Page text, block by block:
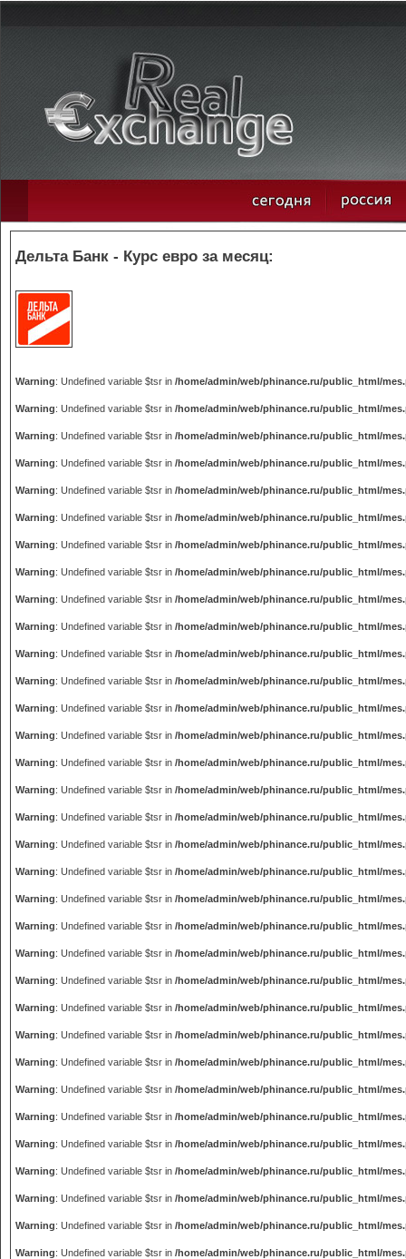
Дельта Банк - Курс евро за месяц:
Warning: Undefined variable $tsr in /home/admin/web/phinance.ru/public_html/
Warning: Undefined variable $tsr in /home/admin/web/phinance.ru/public_html/
Warning: Undefined variable $tsr in /home/admin/web/phinance.ru/public_html/
Warning: Undefined variable $tsr in /home/admin/web/phinance.ru/public_html/
Warning: Undefined variable $tsr in /home/admin/web/phinance.ru/public_html/
Warning: Undefined variable $tsr in /home/admin/web/phinance.ru/public_html/
Warning: Undefined variable $tsr in /home/admin/web/phinance.ru/public_html/
Warning: Undefined variable $tsr in /home/admin/web/phinance.ru/public_html/
Warning: Undefined variable $tsr in /home/admin/web/phinance.ru/public_html/
Warning: Undefined variable $tsr in /home/admin/web/phinance.ru/public_html/
Warning: Undefined variable $tsr in /home/admin/web/phinance.ru/public_html/
Warning: Undefined variable $tsr in /home/admin/web/phinance.ru/public_html/
Warning: Undefined variable $tsr in /home/admin/web/phinance.ru/public_html/
Warning: Undefined variable $tsr in /home/admin/web/phinance.ru/public_html/
Warning: Undefined variable $tsr in /home/admin/web/phinance.ru/public_html/
Warning: Undefined variable $tsr in /home/admin/web/phinance.ru/public_html/
Warning: Undefined variable $tsr in /home/admin/web/phinance.ru/public_html/
Warning: Undefined variable $tsr in /home/admin/web/phinance.ru/public_html/
Warning: Undefined variable $tsr in /home/admin/web/phinance.ru/public_html/
Warning: Undefined variable $tsr in /home/admin/web/phinance.ru/public_html/
Warning: Undefined variable $tsr in /home/admin/web/phinance.ru/public_html/
Warning: Undefined variable $tsr in /home/admin/web/phinance.ru/public_html/
Warning: Undefined variable $tsr in /home/admin/web/phinance.ru/public_html/
Warning: Undefined variable $tsr in /home/admin/web/phinance.ru/public_html/
Warning: Undefined variable $tsr in /home/admin/web/phinance.ru/public_html/
Warning: Undefined variable $tsr in /home/admin/web/phinance.ru/public_html/
Warning: Undefined variable $tsr in /home/admin/web/phinance.ru/public_html/
Warning: Undefined variable $tsr in /home/admin/web/phinance.ru/public_html/
Warning: Undefined variable $tsr in /home/admin/web/phinance.ru/public_html/
Warning: Undefined variable $tsr in /home/admin/web/phinance.ru/public_html/
Warning: Undefined variable $tsr in /home/admin/web/phinance.ru/public_html/
Warning: Undefined variable $tsr in /home/admin/web/phinance.ru/public_html/
Warning: Undefined variable $tsr in /home/admin/web/phinance.ru/public_html/